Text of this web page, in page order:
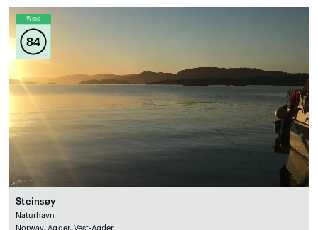
Wind
84
Steinsøy
Naturhavn
Norway, Agder, Vest-Agder